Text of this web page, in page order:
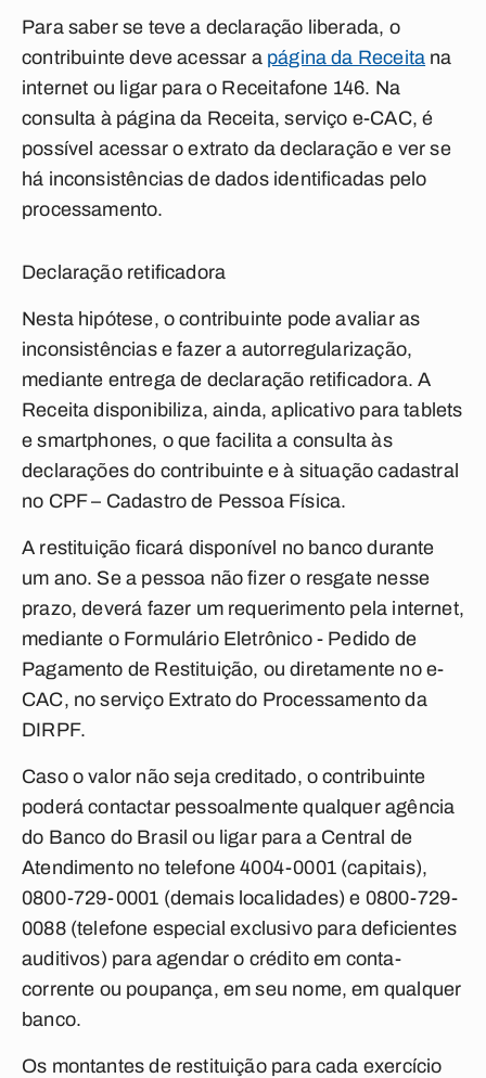
Para saber se teve a declaração liberada, o
contribuinte deve acessar a página da Receita na
internet ou ligar para o Receitafone 146. Na
consulta à página da Receita, serviço e-CAC, é
possível acessar o extrato da declaração e ver se
há inconsistências de dados identificadas pelo
processamento.
Declaração retificadora
Nesta hipótese, o contribuinte pode avaliar as
inconsistências e fazer a autorregularização,
mediante entrega de declaração retificadora. A
Receita disponibiliza, ainda, aplicativo paratablets
esmartphones, o que facilita a consulta às
declarações do contribuinte e à situação cadastral
no CPF – Cadastro de Pessoa Física.
A restituição ficará disponível no banco durante
um ano. Se a pessoa não fizer o resgate nesse
prazo, deverá fazer um requerimento pela internet,
mediante o Formulário Eletrônico - Pedido de
Pagamento de Restituição, ou diretamente no e-
CAC, no serviço Extrato do Processamento da
DIRPF.
Caso o valor não seja creditado, o contribuinte
poderá contactar pessoalmente qualquer agência
do Banco do Brasil ou ligar para a Central de
Atendimento no telefone 4004-0001 (capitais),
0800-729-0001 (demais localidades) e 0800-729-
0088 (telefone especial exclusivo para deficientes
auditivos) para agendar o crédito em conta-
corrente ou poupança, em seu nome, em qualquer
banco.
Os montantes de restituição para cada exercício